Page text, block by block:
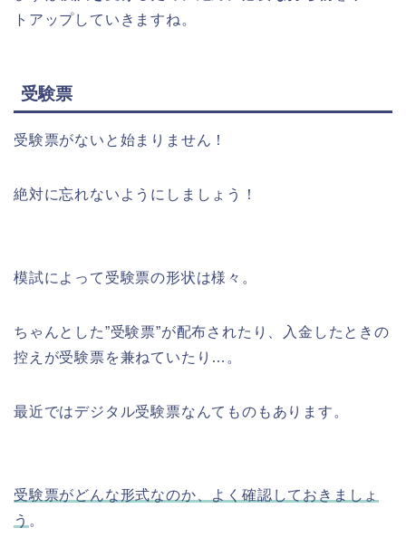
トアップしていきますね。
受験票
受験票がないと始まりません！
絶対に忘れないようにしましょう！
模試によって受験票の形状は様々。
ちゃんとした”受験票”が配布されたり、入金したときの
控えが受験票を兼ねていたり…。
最近ではデジタル受験票なんてものもあります。
受験票がどんな形式なのか、よく確認しておきましょ
う 。